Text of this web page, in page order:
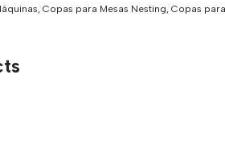
, Copas para Mesas Nesting, Copas